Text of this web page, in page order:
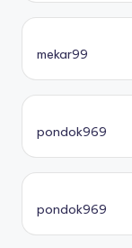
mekar99
pondok969
pondok969